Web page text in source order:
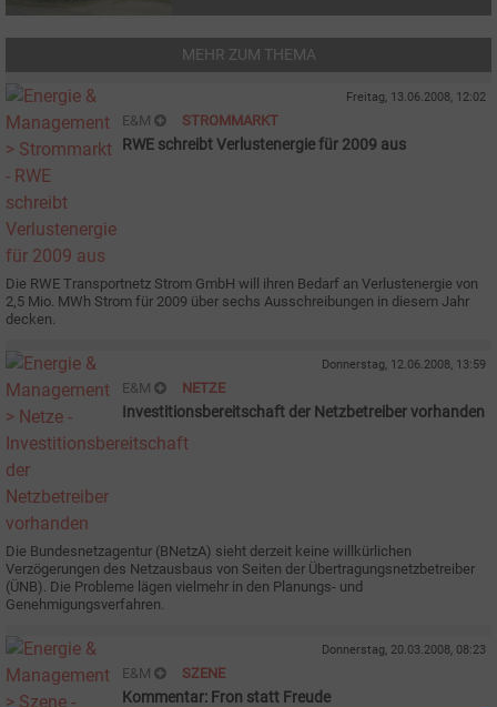
MEHR ZUM THEMA
Freitag, 13.06.2008, 12:02
E&M STROMMARKT
RWE schreibt Verlustenergie für 2009 aus
Die RWE Transportnetz Strom GmbH will ihren Bedarf an Verlustenergie von
2,5 Mio. MWh Strom für 2009 über sechs Ausschreibungen in diesem Jahr
decken.
Donnerstag, 12.06.2008, 13:59
E&M NETZE
Investitionsbereitschaft der Netzbetreiber vorhanden
Die Bundesnetzagentur (BNetzA) sieht derzeit keine willkürlichen
Verzögerungen des Netzausbaus von Seiten der Übertragungsnetzbetreiber
(ÜNB). Die Probleme lägen vielmehr in den Planungs- und
Genehmigungsverfahren.
Donnerstag, 20.03.2008, 08:23
E&M SZENE
Kommentar: Fron statt Freude